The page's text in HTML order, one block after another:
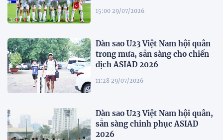
15:00 29/07/2026
Dàn sao U23 Việt Nam hội quân
trong mưa, sẵn sàng cho chiến
dịch ASIAD 2026
11:28 29/07/2026
Dàn sao U23 Việt Nam hội quân,
sẵn sàng chinh phục ASIAD
2026